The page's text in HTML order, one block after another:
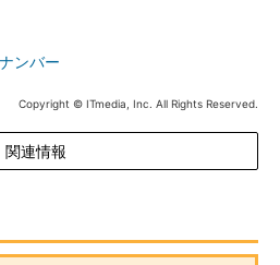
ンバー
Copyright © ITmedia, Inc. All Rights Reserved.
関連情報